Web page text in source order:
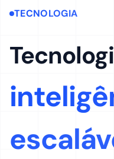
TECNOLOGIA